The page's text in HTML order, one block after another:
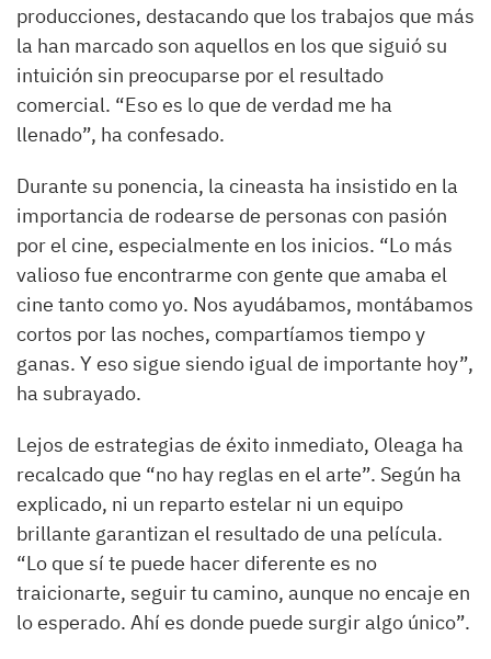
producciones, destacando que los trabajos que más
la han marcado son aquellos en los que siguió su
intuición sin preocuparse por el resultado
comercial. “Eso es lo que de verdad me ha
llenado”, ha confesado.
Durante su ponencia, la cineasta ha insistido en la
importancia de rodearse de personas con pasión
por el cine, especialmente en los inicios. “Lo más
valioso fue encontrarme con gente que amaba el
cine tanto como yo. Nos ayudábamos, montábamos
cortos por las noches, compartíamos tiempo y
ganas. Y eso sigue siendo igual de importante hoy”,
ha subrayado.
Lejos de estrategias de éxito inmediato, Oleaga ha
recalcado que “no hay reglas en el arte”. Según ha
explicado, ni un reparto estelar ni un equipo
brillante garantizan el resultado de una película.
“Lo que sí te puede hacer diferente es no
traicionarte, seguir tu camino, aunque no encaje en
lo esperado. Ahí es donde puede surgir algo único”.